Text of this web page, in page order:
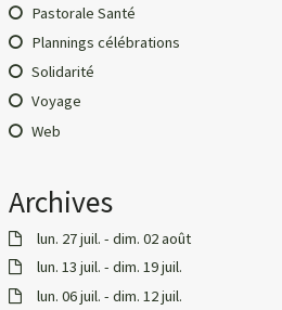
Pastorale Santé
Plannings célébrations
Solidarité
Voyage
Web
Archives
lun. 27 juil. - dim. 02 août
lun. 13 juil. - dim. 19 juil.
lun. 06 juil. - dim. 12 juil.